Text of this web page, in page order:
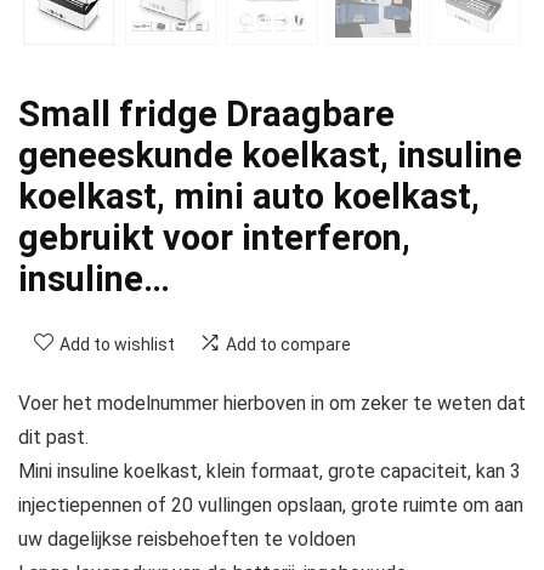
Small fridge Draagbare
geneeskunde koelkast, insuline
koelkast, mini auto koelkast,
gebruikt voor interferon,
insuline…
Add to wishlist Add to compare
Voer het modelnummer hierboven in om zeker te weten dat
dit past.
Mini insuline koelkast, klein formaat, grote capaciteit, kan 3
injectiepennen of 20 vullingen opslaan, grote ruimte om aan
uw dagelijkse reisbehoeften te voldoen